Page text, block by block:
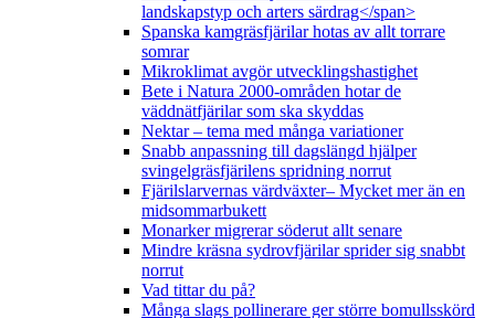
landskapstyp och arters särdrag</span>
Spanska kamgräsfjärilar hotas av allt torrare
somrar
Mikroklimat avgör utvecklingshastighet
Bete i Natura 2000-områden hotar de
väddnätfjärilar som ska skyddas
Nektar – tema med många variationer
Snabb anpassning till dagslängd hjälper
svingelgräsfjärilens spridning norrut
Fjärilslarvernas värdväxter– Mycket mer än en
midsommarbukett
Monarker migrerar söderut allt senare
Mindre kräsna sydrovfjärilar sprider sig snabbt
norrut
Vad tittar du på?
Många slags pollinerare ger större bomullsskörd